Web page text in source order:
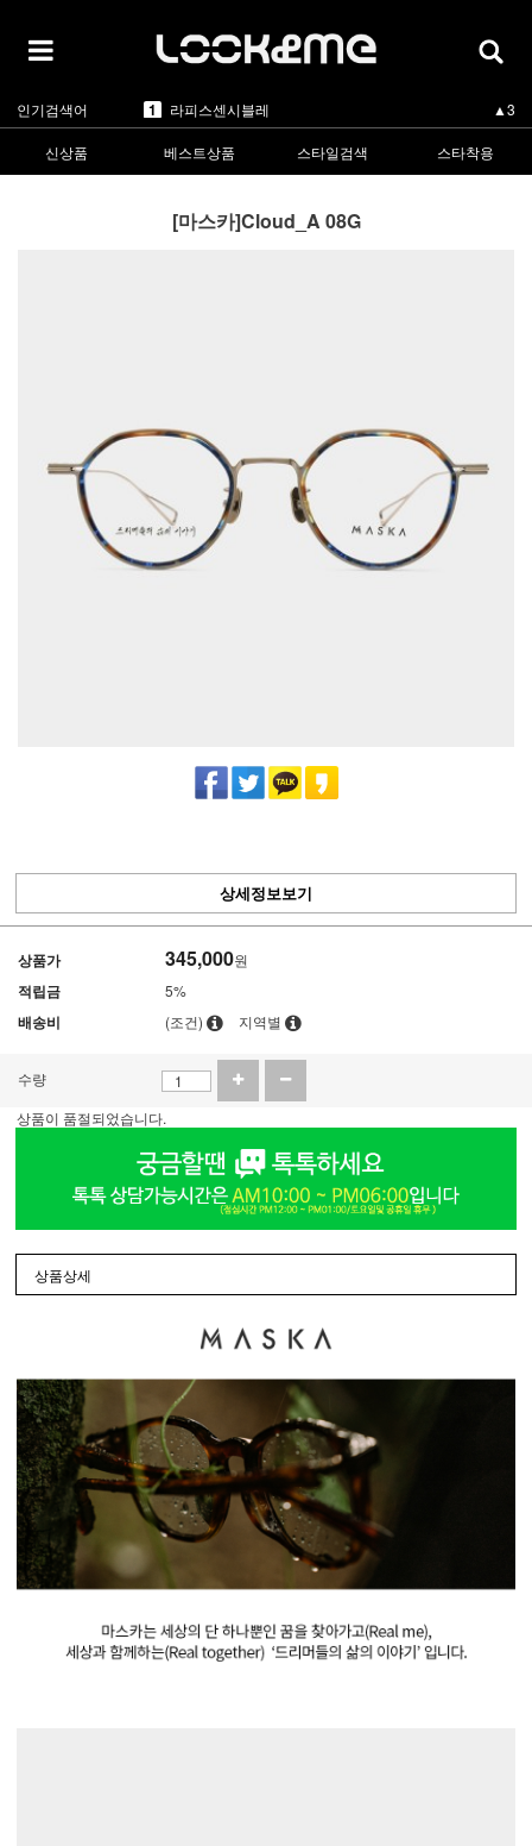
인기검색어
카렌워커 ▲1
2 마스카 ▲3
3 린드버그 ▼-2
올리버피플스
5
신상품 베스트상품 스타일검색 스타착용
[마스카]Cloud_A 08G
상세정보보기
상품가 345,000원
적립금 5%
배송비 (조건) 지역별
수량
상품이 품절되었습니다.
상품상세